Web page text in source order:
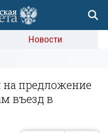
Новости
на предложение
въезд в